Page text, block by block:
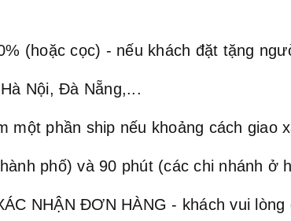
(hoặc cọc) - nếu khách đặt tặng
Nội, Đà Nẵng,...
một phần ship nếu khoảng cách giao
phố) và 90 phút (các chi nhánh ở
NHẬN ĐƠN HÀNG - khách vui lòng